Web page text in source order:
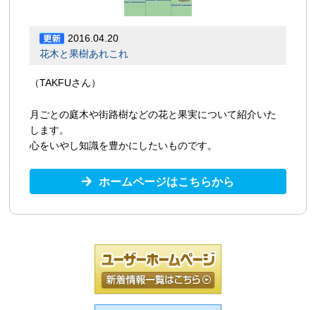
2016.04.20
花木と果樹あれこれ
（TAKFUさん）
月ごとの庭木や街路樹などの花と果実について紹介いた
します。
心をいやし知識を豊かにしたいものです。
ホームページはこちらから